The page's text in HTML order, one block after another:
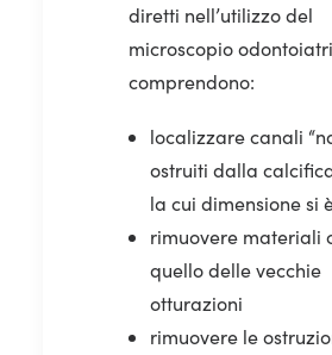
diretti nell’utilizzo del
microscopio
comprendono:
localizzare canali
ostruiti dalla
la cui dimensione si
rimuovere materiali
quello delle vecchie
otturazioni
rimuovere le